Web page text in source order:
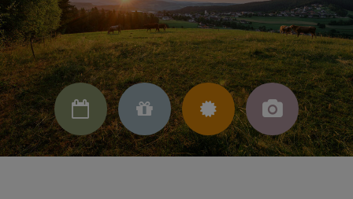
   